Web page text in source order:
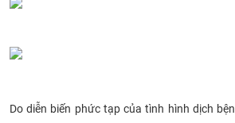
Do diễn biến phức tạp của tình hình dịch